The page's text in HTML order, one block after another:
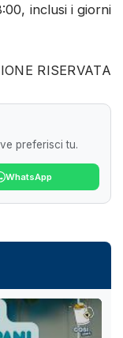
inclusi i giorni
RISERVATA
preferisci tu.
WhatsApp